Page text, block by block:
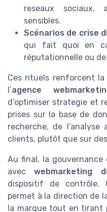
reseaux sociaux,
sensibles.
Scénarios de crise
qui fait quoi en
réputationnelle ou
Ces rituels renforcent
l’agence
d’optimiser strategie et
prises sur la base de
recherche, de
clients, plutôt que sur
Au final, la gouvernance
avecwebmarketing
dispositif de contrôle.
permet à la direction de
la marque tout en tirant